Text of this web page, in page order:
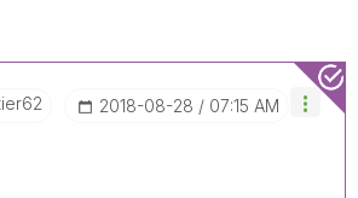
‎2018-08-28 07:15 AM